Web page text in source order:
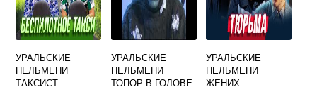
УРАЛЬСКИЕ
ПЕЛЬМЕНИ
ТАКСИСТ
УРАЛЬСКИЕ
ПЕЛЬМЕНИ
ТОПОР В ГОЛОВЕ
УРАЛЬСКИЕ
ПЕЛЬМЕНИ
ЖЕНИХ